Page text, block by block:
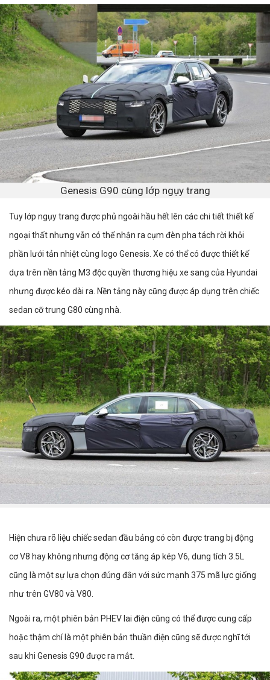
Genesis G90 cùng lớp ngụy trang
Tuy lớp ngụy trang được phủ ngoài hầu hết lên các chi tiết thiết kế
ngoại thất nhưng vẫn có thể nhận ra cụm đèn pha tách rời khỏi
phần lưới tản nhiệt cùng logo Genesis. Xe có thể có được thiết kế
dựa trên nền tảng M3 độc quyền thương hiệu xe sang của Hyundai
nhưng được kéo dài ra. Nền tảng này cũng được áp dụng trên chiếc
sedan cỡ trung G80 cùng nhà.
Hiện chưa rõ liệu chiếc sedan đầu bảng có còn được trang bị động
cơ V8 hay không nhưng động cơ tăng áp kép V6, dung tích 3.5L
cũng là một sự lựa chọn đúng đắn với sức mạnh 375 mã lực giống
như trên GV80 và V80.
Ngoài ra, một phiên bản PHEV lai điện cũng có thể được cung cấp
hoặc thậm chí là một phiên bản thuần điện cũng sẽ được nghĩ tới
sau khi Genesis G90 được ra mắt.